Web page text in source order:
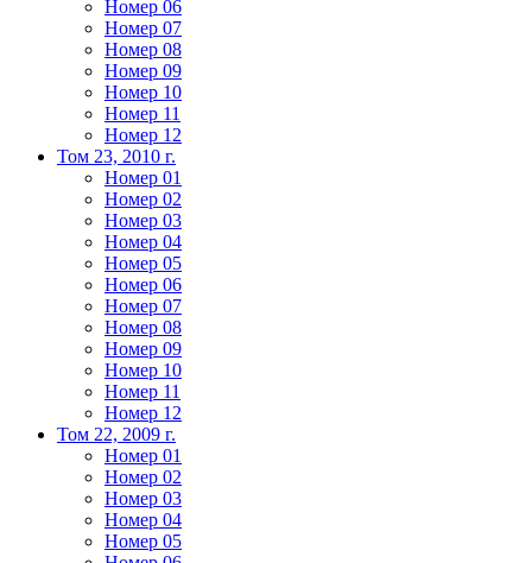
Номер 06
Номер 07
Номер 08
Номер 09
Номер 10
Номер 11
Номер 12
Том 23, 2010 г.
Номер 01
Номер 02
Номер 03
Номер 04
Номер 05
Номер 06
Номер 07
Номер 08
Номер 09
Номер 10
Номер 11
Номер 12
Том 22, 2009 г.
Номер 01
Номер 02
Номер 03
Номер 04
Номер 05